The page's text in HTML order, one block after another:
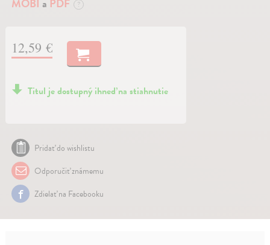
MOBI a PDF ?
12,59 €
Titul je dostupný ihneď na stiahnutie
Pridať do wishlistu
Odporučiť známemu
Zdielať na Facebooku